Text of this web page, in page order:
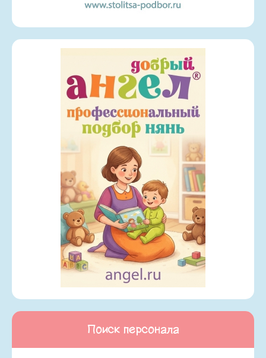
Поиск персонала